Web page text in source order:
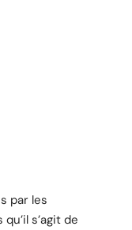
par les
s’agit de